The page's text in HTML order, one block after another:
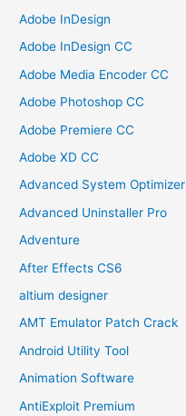
Adobe InDesign
Adobe InDesign CC
Adobe Media Encoder CC
Adobe Photoshop CC
Adobe Premiere CC
Adobe XD CC
Advanced System Optimizer
Advanced Uninstaller Pro
Adventure
After Effects CS6
altium designer
AMT Emulator Patch Crack
Android Utility Tool
Animation Software
AntiExploit Premium